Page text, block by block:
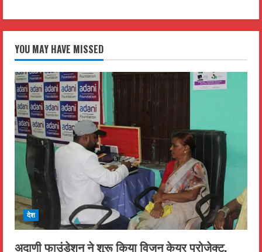
YOU MAY HAVE MISSED
देश
अदाणी फाउंडेशन ने शुरू किया विजन केयर प्रोजेक्ट,